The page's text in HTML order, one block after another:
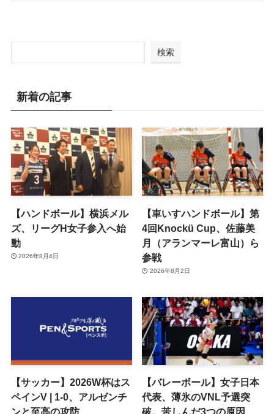
検索
新着の記事
【ハンドボール】横浜メル
ズ、リーグH女子参入へ始
動
2026年8月4日
【車いすハンドボール】第
4回Knockü Cup、佐藤美
月（アランマーレ富山）ら
参戦
2026年8月2日
【サッカー】2026W杯はス
ペインV | 1-0、アルゼンチ
ンと至高の攻防
【バレーボール】女子日本
代表、薄氷のVNL予選突
破。苦しんだ3つの原因